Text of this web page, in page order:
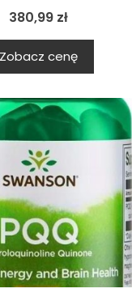
380,99 zł
Zobacz cenę